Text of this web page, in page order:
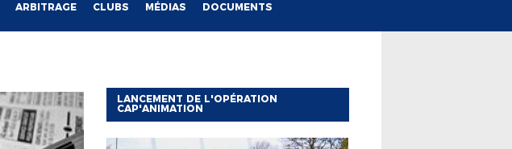
ARBITRAGE CLUBS MÉDIAS DOCUMENTS
LANCEMENT DE L'OPÉRATION
CAP'ANIMATION